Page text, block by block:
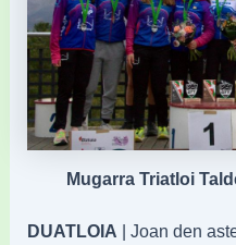
Mugarra Triatloi
DUATLOIA | Joan den